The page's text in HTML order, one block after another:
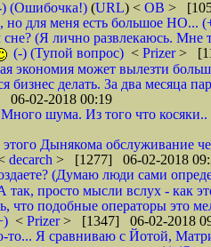
(Ошибочка!) (URL) < ОВ >
но для меня есть большое НО...
(Я лично развлекаюсь. Мне
(-) (Тупой вопрос) < Prizer>
экономия может вылезти
делать. За два месяца
02-2018 00:19
Много шума. Из того что
Дынякома обслуживание
decarch > [1277] 06-02-2018
(Думаю люди сами
так, просто мысли вслух - как
что подобные операторы это
< Prizer> [1347] 06-02-2018
то... Я сравниваю с Йотой,